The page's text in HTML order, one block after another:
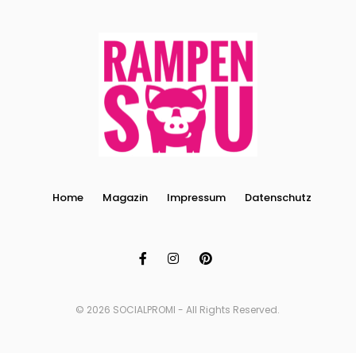
Home Magazin Impressum Datenschutz
© 2026 SOCIALPROMI - All Rights Reserved.